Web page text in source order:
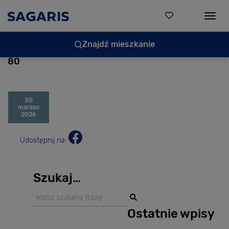
Znajdź mieszkanie
80
30
marzec
2026
Udostępnij na:
Szukaj…
Ostatnie wpisy